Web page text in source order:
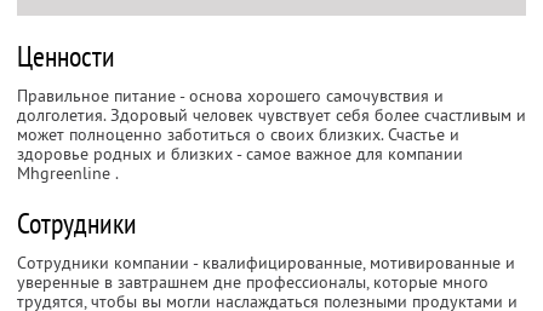
Ценности
Правильное питание - основа хорошего самочувствия и
долголетия. Здоровый человек чувствует себя более счастливым и
может полноценно заботиться о своих близких. Счастье и
здоровье родных и близких - самое важное для компании
Mhgreenline .
Сотрудники
Сотрудники компании - квалифицированные, мотивированные и
уверенные в завтрашнем дне профессионалы, которые много
трудятся, чтобы вы могли наслаждаться полезными продуктами и